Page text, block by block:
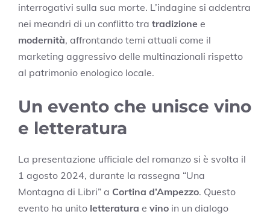
interrogativi sulla sua morte. L’indagine si addentra
nei meandri di un conflitto tra tradizione e
modernità, affrontando temi attuali come il
marketing aggressivo delle multinazionali rispetto
al patrimonio enologico locale.
Un evento che unisce vino
e letteratura
La presentazione ufficiale del romanzo si è svolta il
1 agosto 2024, durante la rassegna “Una
Montagna di Libri” a Cortina d’Ampezzo. Questo
evento ha unito letteratura e vino in un dialogo